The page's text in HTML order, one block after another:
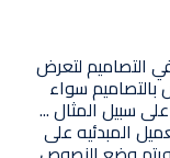
التصاميم لتعرض
سواء
سبيل المثال ...
المبدئيه على